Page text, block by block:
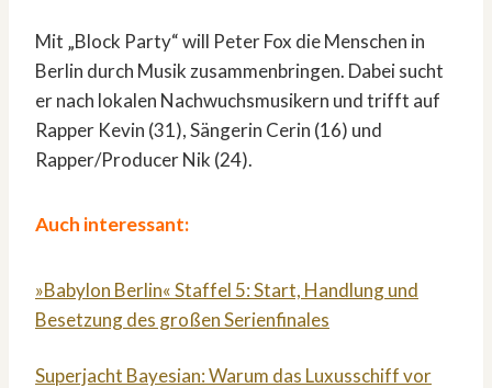
Mit „Block Party“ will Peter Fox die Menschen in
Berlin durch Musik zusammenbringen. Dabei sucht
er nach lokalen Nachwuchsmusikern und trifft auf
Rapper Kevin (31), Sängerin Cerin (16) und
Rapper/Producer Nik (24).
Auch interessant:
»Babylon Berlin« Staffel 5: Start, Handlung und
Besetzung des großen Serienfinales
Superjacht Bayesian: Warum das Luxusschiff vor